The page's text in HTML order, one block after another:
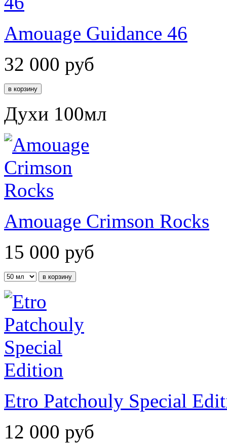
Amouage Guidance 46
32 000 руб
Духи 100мл
Amouage Crimson Rocks
15 000 руб
Etro Patchouly Special
12 000 руб